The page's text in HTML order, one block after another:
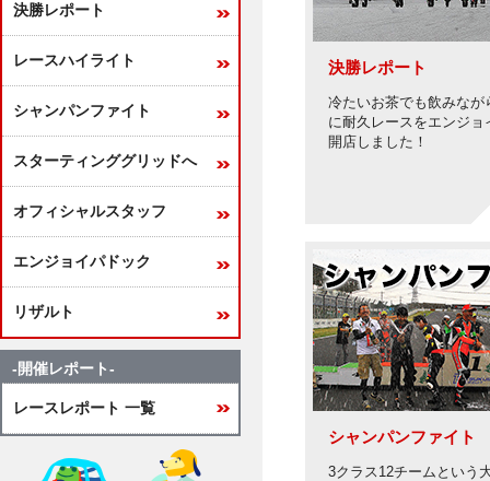
決勝レポート
レースハイライト
シャンパンファイト
スターティンググリッドへ
オフィシャルスタッフ
エンジョイパドック
リザルト
-開催レポート-
レースレポート 一覧
決勝レポート
冷たいお茶でも飲みな
に耐久レースをエンジ
開店しました！
シャンパンファイト
3クラス12チームという